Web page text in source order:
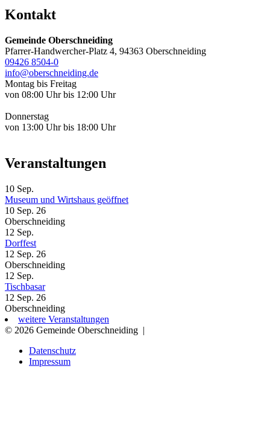
Kontakt
Gemeinde Oberschneiding
Pfarrer-Handwercher-Platz 4, 94363 Oberschneiding
09426 8504-0
info@oberschneiding.de
Montag bis Freitag
von 08:00 Uhr bis 12:00 Uhr
Donnerstag
von 13:00 Uhr bis 18:00 Uhr
Veranstaltungen
10 Sep.
Museum und Wirtshaus geöffnet
10 Sep. 26
Oberschneiding
12 Sep.
Dorffest
12 Sep. 26
Oberschneiding
12 Sep.
Tischbasar
12 Sep. 26
Oberschneiding
weitere Veranstaltungen
© 2026 Gemeinde Oberschneiding |
Datenschutz
Impressum